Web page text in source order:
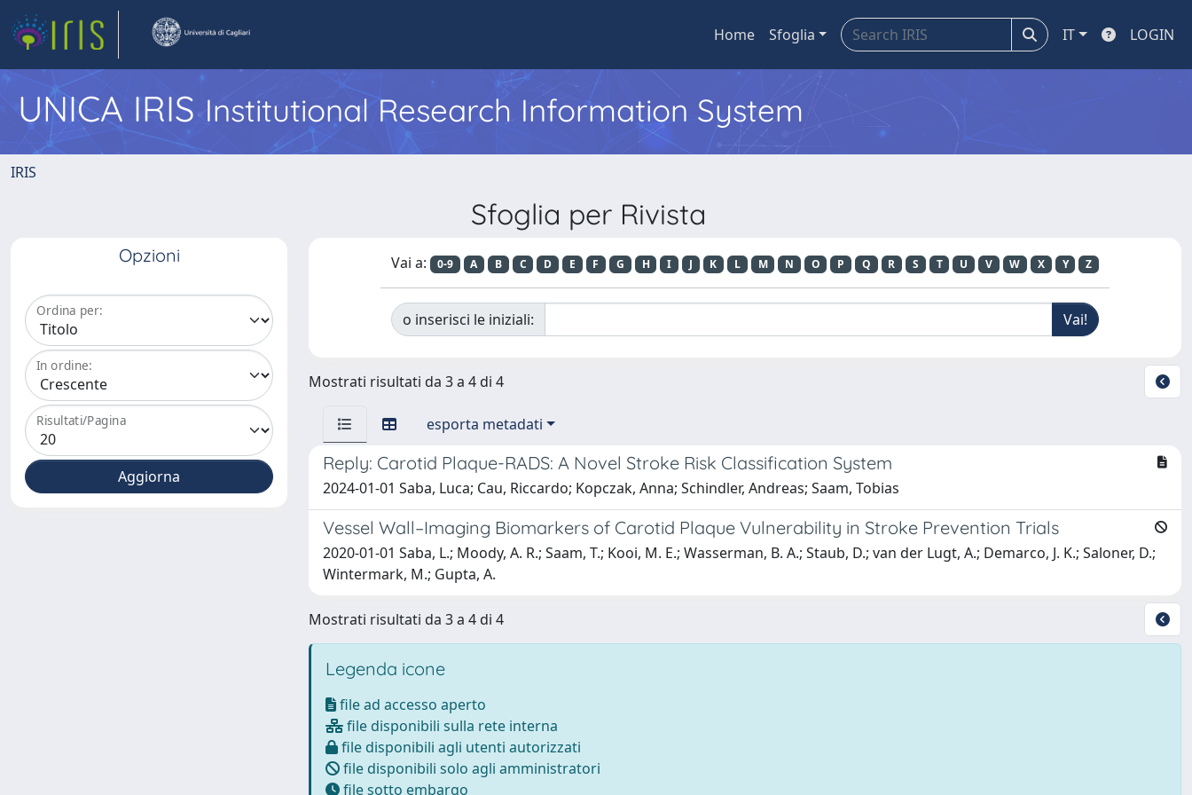
Home Sfoglia IT LOGIN
UNICA IRISInstitutional Research Information System
IRIS
Sfoglia per Rivista
Opzioni
Ordina per:
In ordine:
Risultati/Pagina
Vai a: 0-9 A B C D E F G H I J K L M N O P Q R S T U V W X Y Z
o inserisci le iniziali:
Mostrati risultati da 3 a 4 di 4
esporta metadati
Reply: Carotid Plaque-RADS: A Novel Stroke Risk Classification System
2024-01-01 Saba, Luca; Cau, Riccardo; Kopczak, Anna; Schindler, Andreas; Saam, Tobias
Vessel Wall–Imaging Biomarkers of Carotid Plaque Vulnerability in Stroke Prevention Trials
2020-01-01 Saba, L.; Moody, A. R.; Saam, T.; Kooi, M. E.; Wasserman, B. A.; Staub, D.; van der Lugt, A.; Demarco, J. K.; Saloner, D.;
Wintermark, M.; Gupta, A.
Mostrati risultati da 3 a 4 di 4
Legenda icone
file ad accesso aperto
file disponibili sulla rete interna
file disponibili agli utenti autorizzati
file disponibili solo agli amministratori
file sotto embargo